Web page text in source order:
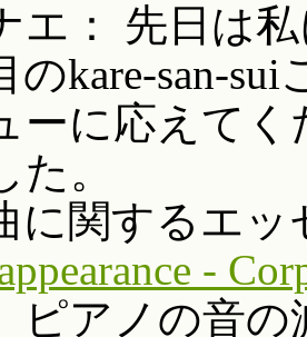
エ： 先日は
のkare-san-
ーに応えて
た。
に関するエッ
-
ピアノの音